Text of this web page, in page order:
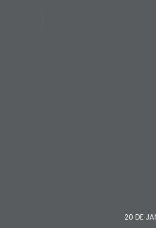
20 DE